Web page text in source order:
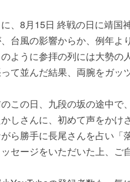
、8月15日 終戦の日に靖国
台風の影響からか、例年よ
ように参拝の列には大勢の
て並んだ結果、両腕をガッ
この日、九段の坂の途中で、
しさんに、初めて声をかけ
ら勝手に長尾さんを占い「
セージをいただいた上、ご